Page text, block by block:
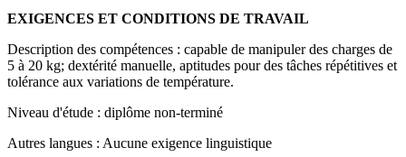
EXIGENCES ET CONDITIONS DE TRAVAIL
Description des compétences : capable de manipuler des charges de
5 à 20 kg; dextérité manuelle, aptitudes pour des tâches répétitives et
tolérance aux variations de température.
Niveau d'étude : diplôme non-terminé
Autres langues : Aucune exigence linguistique